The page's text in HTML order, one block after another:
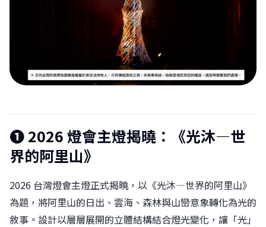
❶ 2026 燈會主燈揭曉：《光沐—世
界的阿里山》
2026 台灣燈會主燈正式揭曉，以《光沐—世界的阿里山》
為題，將阿里山的日出、雲海、森林與山巒意象轉化為光的
敘事。設計以層層展開的立體結構結合燈光變化，讓「光」